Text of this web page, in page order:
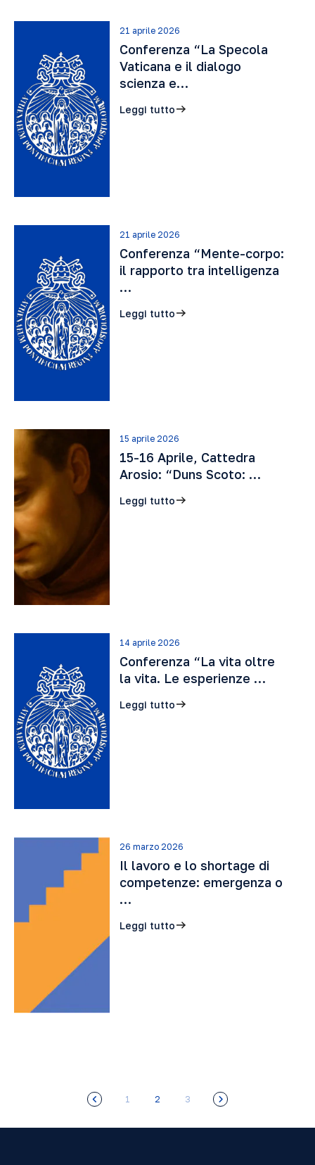
21 aprile 2026
Conferenza “La Specola
Vaticana e il dialogo
scienza e…
Leggi tutto
21 aprile 2026
Conferenza “Mente-corpo:
il rapporto tra intelligenza
…
Leggi tutto
15 aprile 2026
15-16 Aprile, Cattedra
Arosio: “Duns Scoto: …
Leggi tutto
14 aprile 2026
Conferenza “La vita oltre
la vita. Le esperienze …
Leggi tutto
26 marzo 2026
Il lavoro e lo shortage di
competenze: emergenza o
…
Leggi tutto
1 2 3